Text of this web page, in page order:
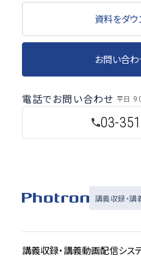
資料をダウ
お問い合
03-
電話でお問い合わせ 平日
講義収録・講
講義収録・講義動画配信シス